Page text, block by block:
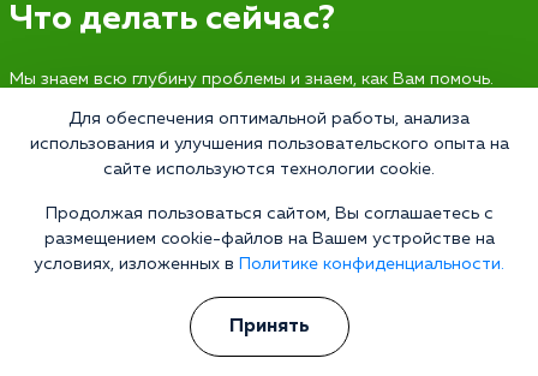
Что делать сейчас?
Мы знаем всю глубину проблемы и знаем, как Вам помочь.
зависимость и знают изнутри все стороны болезни.
Свяжитесь с нами и получите профессиональную
консультацию бесплатно и анонимно.
Получить консультацию
Наркология 24/7
Для обеспечения оптимальной работы, анализа
использования и улучшения пользовательского опыта на
сайте используются технологии cookie.
Продолжая пользоваться сайтом, Вы соглашаетесь с
размещением cookie-файлов на Вашем устройстве на
условиях, изложенных в
Политике конфиденциальности.
Принять